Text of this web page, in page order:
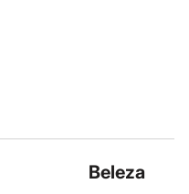
Beleza